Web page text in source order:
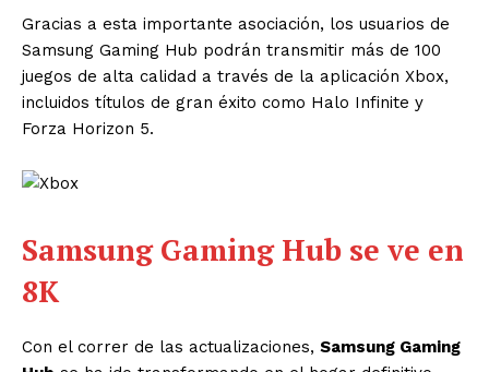
Gracias a esta importante asociación, los usuarios de
Samsung Gaming Hub podrán transmitir más de 100
juegos de alta calidad a través de la aplicación Xbox,
incluidos títulos de gran éxito como Halo Infinite y
Forza Horizon 5.
Samsung Gaming Hub se ve en
8K
Con el correr de las actualizaciones, Samsung Gaming